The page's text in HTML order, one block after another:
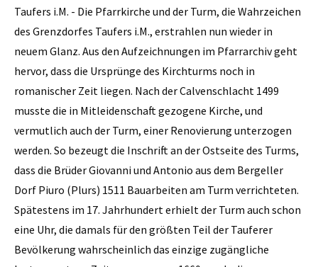
Taufers i.M. - Die Pfarrkirche und der Turm, die Wahrzeichen
des Grenzdorfes Taufers i.M., erstrahlen nun wieder in
neuem Glanz. Aus den Aufzeichnungen im Pfarrarchiv geht
hervor, dass die Ursprünge des Kirchturms noch in
romanischer Zeit liegen. Nach der Calvenschlacht 1499
musste die in Mitleidenschaft gezogene Kirche, und
vermutlich auch der Turm, einer Renovierung unterzogen
werden. So bezeugt die Inschrift an der Ostseite des Turms,
dass die Brüder Giovanni und Antonio aus dem Bergeller
Dorf Piuro (Plurs) 1511 Bauarbeiten am Turm verrichteten.
Spätestens im 17. Jahrhundert erhielt der Turm auch schon
eine Uhr, die damals für den größten Teil der Tauferer
Bevölkerung wahrscheinlich das einzige zugängliche